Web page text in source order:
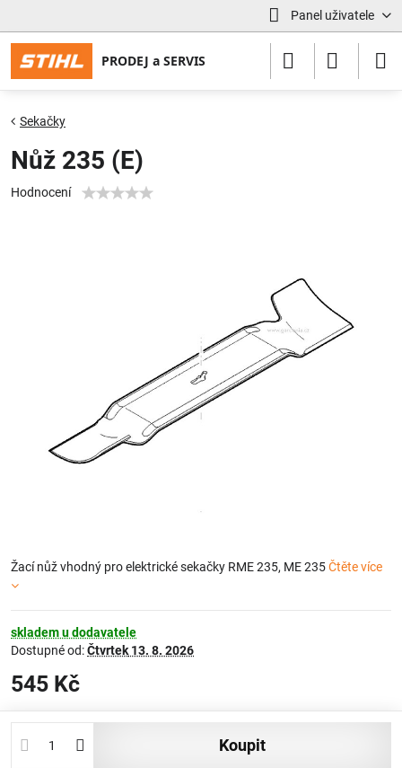
Panel uživatele
Sekačky
Nůž 235 (E)
Hodnocení
Žací nůž vhodný pro elektrické sekačky RME 235, ME 235Čtěte více
skladem u dodavatele
Dostupné od:Čtvrtek 13. 8. 2026
545 Kč
koupit